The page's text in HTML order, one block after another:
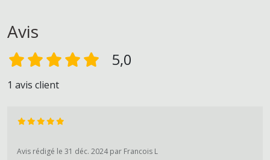
Avis
5,0
1 avis client
Avis rédigé le 31 déc. 2024 par Francois L